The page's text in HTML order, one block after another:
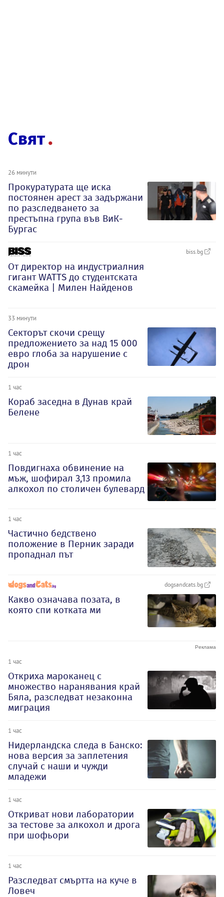
Свят
26 минути
Прокуратурата ще иска
постоянен арест за задържани
по разследването за
престъпна група във ВиК-
Бургас
biss.bg
От директор на индустриалния
гигант WATTS до студентската
скамейка | Милен Найденов
33 минути
Секторът скочи срещу
предложението за над 15 000
евро глоба за нарушение с
дрон
1 час
Кораб заседна в Дунав край
Белене
1 час
Повдигнаха обвинение на
мъж, шофирал 3,13 промила
алкохол по столичен булевард
1 час
Частично бедствено
положение в Перник заради
пропаднал път
dogsandcats.bg
Какво означава позата, в
която спи котката ми
1 час
Откриха мароканец с
множество наранявания край
Бяла, разследват незаконна
миграция
1 час
Нидерландска следа в Банско:
нова версия за заплетения
случай с наши и чужди
младежи
1 час
Откриват нови лаборатории
за тестове за алкохол и дрога
при шофьори
1 час
Разследват смъртта на куче в
Ловеч